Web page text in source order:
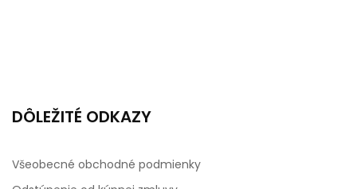
DÔLEŽITÉ ODKAZY
Všeobecné obchodné podmienky